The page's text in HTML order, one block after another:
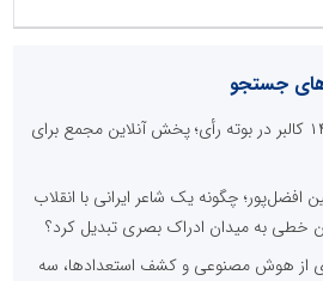
جستجو
صورت‌های مالی سال ۱۴۰۴ کالبر در بوته رأی؛ پخش آنلاین مجمع برای
افضل‌پور؛ چگونه یک شاعر ایرانی با انقلاب
خطی به میدان ادراک بصری تبدیل کرد؟
از هوش مصنوعی و کشف استعدادها، سه